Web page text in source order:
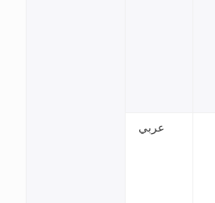
عربي